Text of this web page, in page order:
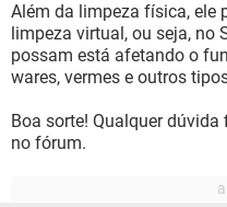
Além da limpeza física, ele
limpeza virtual, ou seja, no
possam está afetando o
wares, vermes e outros
Boa sorte! Qualquer
no fórum.